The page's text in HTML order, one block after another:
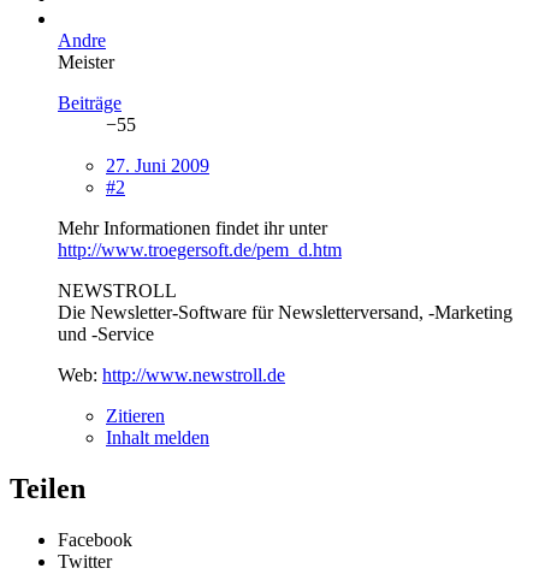
Andre
Meister
Beiträge
−55
27. Juni 2009
#2
Mehr Informationen findet ihr unter
http://www.troegersoft.de/pem_d.htm
NEWSTROLL
Die Newsletter-Software für Newsletterversand, -Marketing
und -Service
Web: http://www.newstroll.de
Zitieren
Inhalt melden
Teilen
Facebook
Twitter